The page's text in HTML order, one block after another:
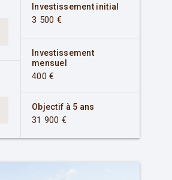
Investissement initial
3 500 €
Investissement
mensuel
400 €
Objectif à 5 ans
31 900 €